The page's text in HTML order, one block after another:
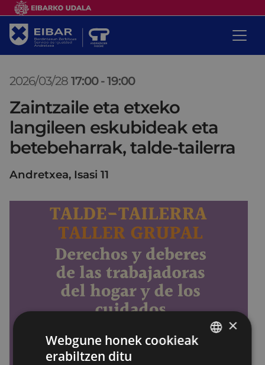
2026/03/28 17:00 -19:00
Zaintzaile eta etxeko
langileen eskubideak eta
betebeharrak, talde-tailerra
Andretxea, Isasi 11
×
Webgune honek cookieak
erabiltzen ditu